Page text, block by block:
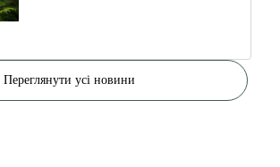
Переглянути усі новини